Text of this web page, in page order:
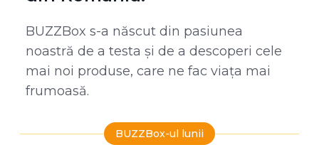
BUZZBox s-a născut din pasiunea
noastră de a testa și de a descoperi cele
mai noi produse, care ne fac viața mai
frumoasă.
BUZZBox-ul lunii